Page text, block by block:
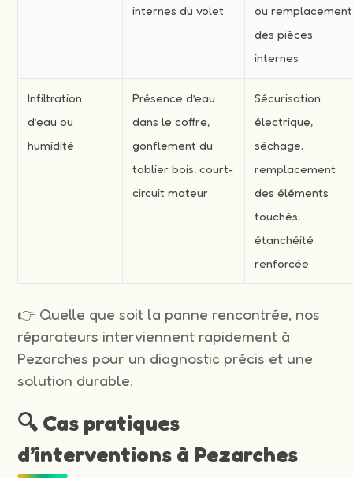
internes du volet
ou remplacement
des pièces
internes
Infiltration
d’eau ou
humidité
Présence d’eau
dans le coffre,
gonflement du
tablier bois, court-
circuit moteur
Sécurisation
électrique,
séchage,
remplacement
des éléments
touchés,
étanchéité
renforcée
👉 Quelle que soit la panne rencontrée, nos
réparateurs interviennent rapidement à
Pezarches pour un diagnostic précis et une
solution durable.
🔍 Cas pratiques
d’interventions à Pezarches